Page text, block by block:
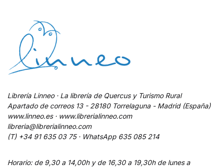
Librería Linneo · La librería de Quercus y Turismo Rural
Apartado de correos 13 - 28180 Torrelaguna - Madrid (España)
www.linneo.es · www.librerialinneo.com
libreria@librerialinneo.com
(T) +34 91 635 03 75 · WhatsApp 635 085 214
Horario: de 9,30 a 14,00h y de 16,30 a 19,30h de lunes a